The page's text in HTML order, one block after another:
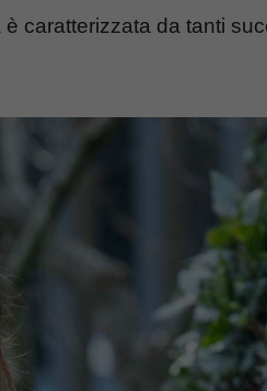
caratterizzata da tanti